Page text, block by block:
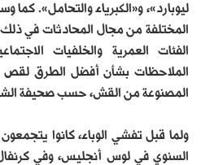
ليوبارد»، و«الكبرياء والتحامل».
المختلفة من مجال المحادثات في
الفئات العمرية والخلفيات
الملاحظات بشأن أفضل الطرق لقص
المصنوعة من القش، حسب صحيفة
ولما قبل تفشي الوباء، كانوا
السنوي في لوس أنجليس، وفي